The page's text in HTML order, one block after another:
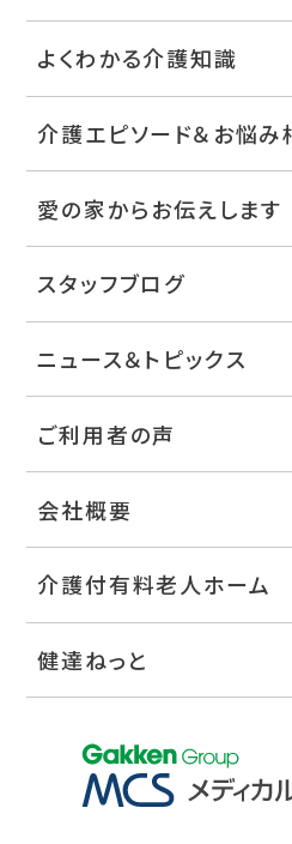
よくわかる介護知識
介護エピソード＆お悩み
愛の家からお伝えします
スタッフブログ
ニュース＆トピックス
ご利用者の声
会社概要
介護付有料老人ホーム
健達ねっと